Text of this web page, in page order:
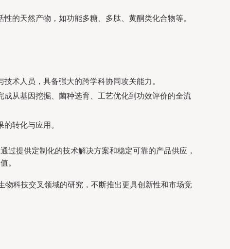
的天然产物，如功能多糖、多肽、黄酮类化合物等。
术人员，具备强大的跨学科协同攻关能力。
从基因挖掘、菌种选育、工艺优化到功效评价的全流
转化与应用。
过提供定制化的技术解决方案和稳定可靠的产品供应，
。
物科技交叉领域的研究，不断推出更具创新性和市场竞